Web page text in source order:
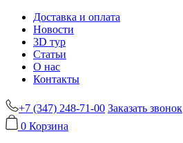
Доставка и оплата
Новости
3D тур
Статьи
О нас
Контакты
+7 (347) 248-71-00 Заказать звонок
0 Корзина